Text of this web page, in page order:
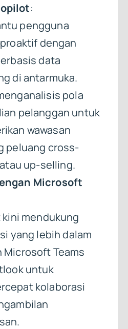
:
pengguna
dengan
data
di antarmuka.
pola
pelanggan untuk
wawasan
peluang cross-
up-selling.
Microsoft
mendukung
yang lebih dalam
Microsoft Teams
untuk
kolaborasi